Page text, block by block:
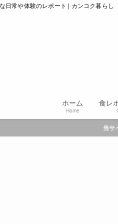
日常や体験のレポート | カンコク暮らし
ホーム
Home
食レ
当サ